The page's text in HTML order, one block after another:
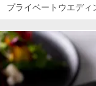
プライベートウエディ